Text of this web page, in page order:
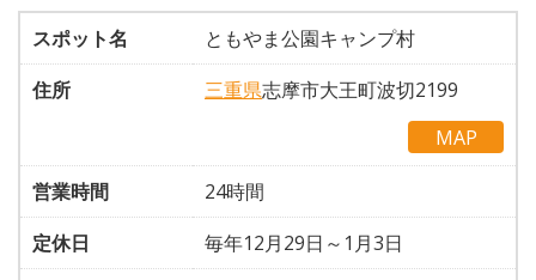
スポット名
ともやま公園キャンプ村
住所
三重県志摩市大王町波切2199
MAP
営業時間
24時間
定休日
毎年12月29日～1月3日